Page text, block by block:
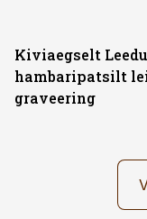
Kiviaegselt Leedu
hambaripatsilt
graveering